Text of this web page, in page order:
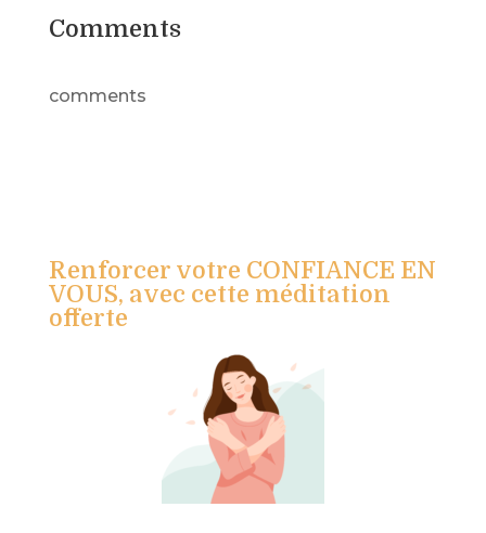
Comments
comments
Renforcer votre CONFIANCE EN
VOUS, avec cette méditation
offerte